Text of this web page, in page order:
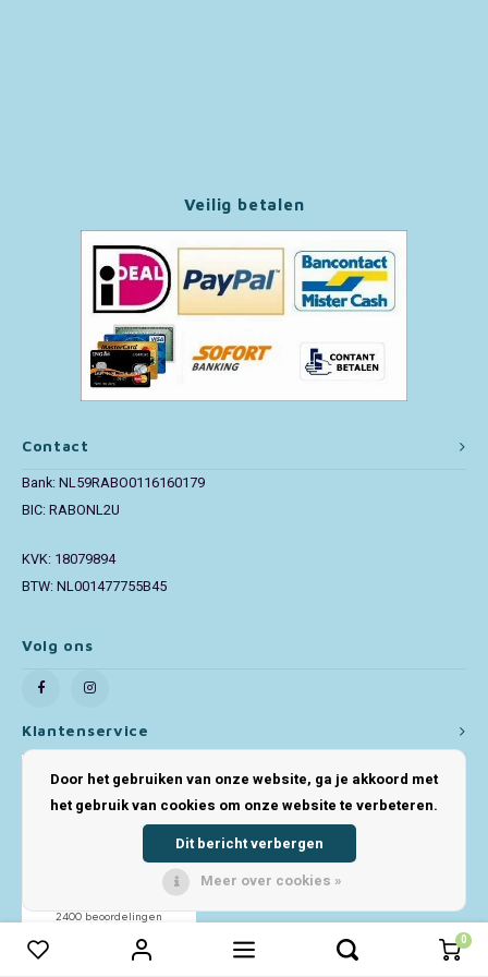
0
Contact
Bank: NL59RABO0116160179
BIC: RABONL2U
KVK: 18079894
BTW: NL001477755B45
Volg ons
Veilig betalen
Klantenservice
Vergelijk producten 0
Door het gebruiken van onze website, ga je akkoord met
het gebruik van cookies om onze website te verbeteren.
Dit bericht verbergen
Meer over cookies »